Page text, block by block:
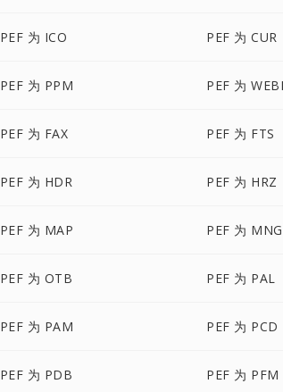
PEF 为 ICO PEF 为 CUR
PEF 为 PPM PEF 为
PEF 为 FAX PEF 为 FTS
PEF 为 HDR PEF 为 HRZ
PEF 为 MAP PEF 为 MNG
PEF 为 OTB PEF 为 PAL
PEF 为 PAM PEF 为 PCD
PEF 为 PDB PEF 为 PFM